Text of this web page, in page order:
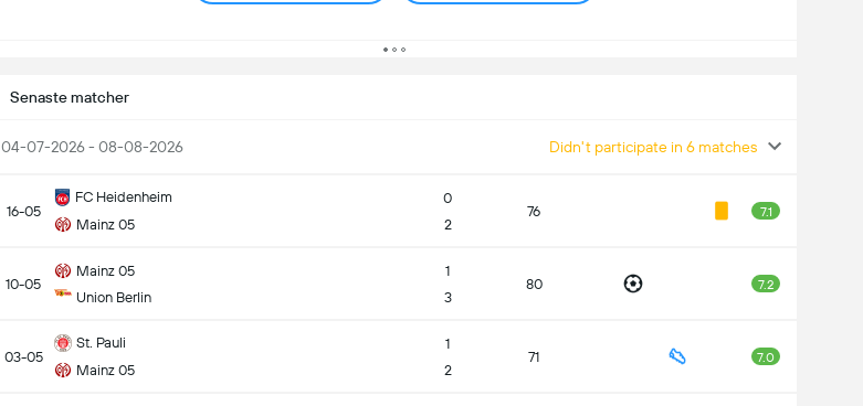
Senaste matcher
04-07-2026 - 08-08-2026 Didn't participate in 6 matches
16-05
FC Heidenheim
Mainz 05
0
2
76 7.1
10-05
Mainz 05
Union Berlin
1
3
80 7.2
03-05
St. Pauli
Mainz 05
1
2
71 7.0